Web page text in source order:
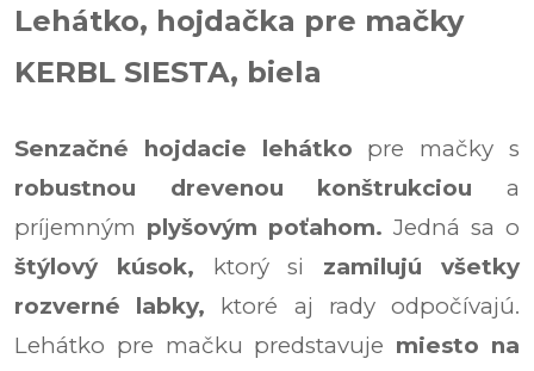
Lehátko, hojdačka pre mačky
KERBL SIESTA, biela
Senzačné hojdacie lehátko pre mačky s
robustnou drevenou konštrukciou a
príjemným plyšovým poťahom. Jedná sa o
štýlový kúsok, ktorý si zamilujú všetky
rozverné labky, ktoré aj rady odpočívajú.
Lehátko pre mačku predstavuje miesto na